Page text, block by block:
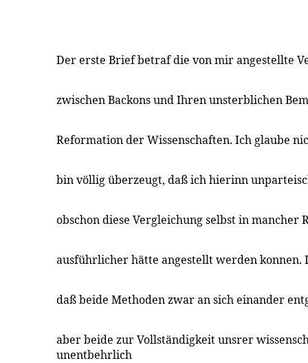
Der erste Brief betraf die von mir angestellte
zwischen Backons und Ihren unsterblichen
Reformation der Wissenschaften. Ich glaube
bin völlig überzeugt, daß ich hierinn
obschon diese Vergleichung selbst in mancher
ausführlicher hätte angestellt werden konnen.
daß beide Methoden zwar an sich einander
aber beide zur Vollständigkeit unsrer
unentbehrlich